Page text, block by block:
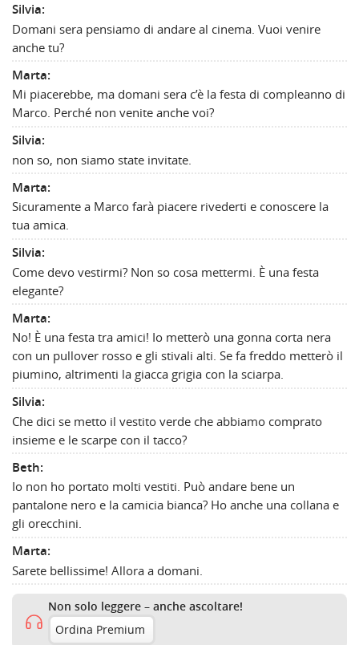
Silvia:
Domani sera pensiamo di andare al cinema. Vuoi venire
anche tu?
Marta:
Mi piacerebbe, ma domani sera c’è la festa di compleanno di
Marco. Perché non venite anche voi?
Silvia:
non so, non siamo state invitate.
Marta:
Sicuramente a Marco farà piacere rivederti e conoscere la
tua amica.
Silvia:
Come devo vestirmi? Non so cosa mettermi. È una festa
elegante?
Marta:
No! È una festa tra amici! Io metterò una gonna corta nera
con un pullover rosso e gli stivali alti. Se fa freddo metterò il
piumino, altrimenti la giacca grigia con la sciarpa.
Silvia:
Che dici se metto il vestito verde che abbiamo comprato
insieme e le scarpe con il tacco?
Beth:
Io non ho portato molti vestiti. Può andare bene un
pantalone nero e la camicia bianca? Ho anche una collana e
gli orecchini.
Marta:
Sarete bellissime! Allora a domani.
Non solo leggere – anche ascoltare!
Ordina Premium